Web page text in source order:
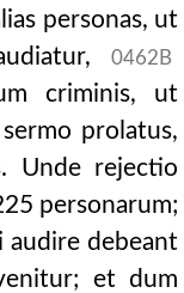
personas, ut
0462B
criminis, ut
prolatus,
Unde rejectio
personarum;
audire debeant
et dum